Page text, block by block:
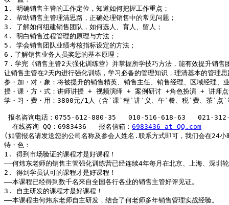
1. 明确销售主管的工作定位，知道如何把握工作重点；
2. 帮助销售主管理清思路，正确处理销售中的常见问题；
3. 了解如何组建销售团队，如何选人、育人、留人；
4. 明白销售过程管理的原理与方法；
5. 学会销售团队业绩考核指标设定的方法；
6．了解销售业务人员奖惩的基本原理；
7．学完《销售主管2天强化训练营》并掌握所学技巧方法，能有效提升销售
让销售主管在2天内进行强化训练，学习必备的管理知识，理清基本的管理
参・加・对・象：将被提升的销售精英、销售主任、销售经理、区域经理、
授・课・方・式：讲师讲授 + 视频演绎 + 案例研讨 +角色扮演 + 讲师
学・习・费・用：3800元/1人（含`课`程`讲`义、午`餐、税`费、茶`点`
报名咨询电话：0755-612-880-35   010-516-618-63   021-
  在线咨询 QQ：6983436   报名信箱：
6983436 at QQ.com
(如需报名请发送您的公司名称及参会人姓名.联系方式即可，我们会在24小
特・色：
1. 得到市场验证的课程才是好课程！
――何炜东老师的销售主管强化训练营已经连续4年每月在北京、上海、深圳
2. 得到学员认可的课程才是好课程！
――本课程已经得到数千名来自全国各行各业的销售主管好评见证。
3. 自主研发的课程才是好课程！
――本课程由何炜东老师自主研发，结合了何老师多年销售管理实战经验。